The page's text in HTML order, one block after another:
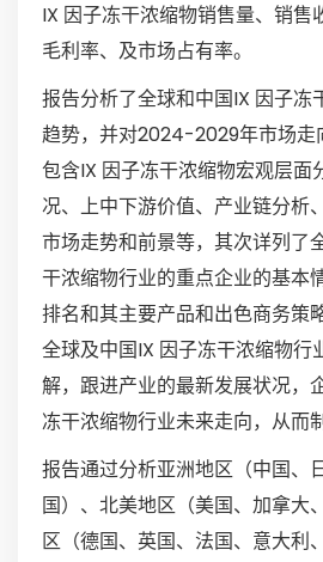
IX 因子冻干浓缩物销售量、销售
毛利率、及市场占有率。
报告分析了全球和中国IX 因子冻
趋势，并对2024-2029年市场走
包含IX 因子冻干浓缩物宏观层面
况、上中下游价值、产业链分析
市场走势和前景等，其次详列了
干浓缩物行业的重点企业的基本
排名和其主要产品和出色商务策
全球及中国IX 因子冻干浓缩物行
解，跟进产业的最新发展状况，
冻干浓缩物行业未来走向，从而
报告通过分析亚洲地区（中国、
国）、北美地区（美国、加拿大
区（德国、英国、法国、意大利